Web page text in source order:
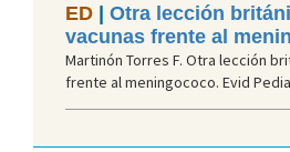
ED | Otra lección
vacunas frente al
Martinón Torres F. Otra lección
frente al meningococo. Evid